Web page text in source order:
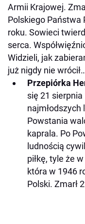
Armii Krajowej.
Polskiego Państwa
roku. Sowieci
serca.
Widzieli, jak
już nigdy nie
Przepiórka
się 21
najmłodszych
Powstania
kaprala. Po
ludnością
piłkę, tyle że
która w 1946
Polski. Zmarł